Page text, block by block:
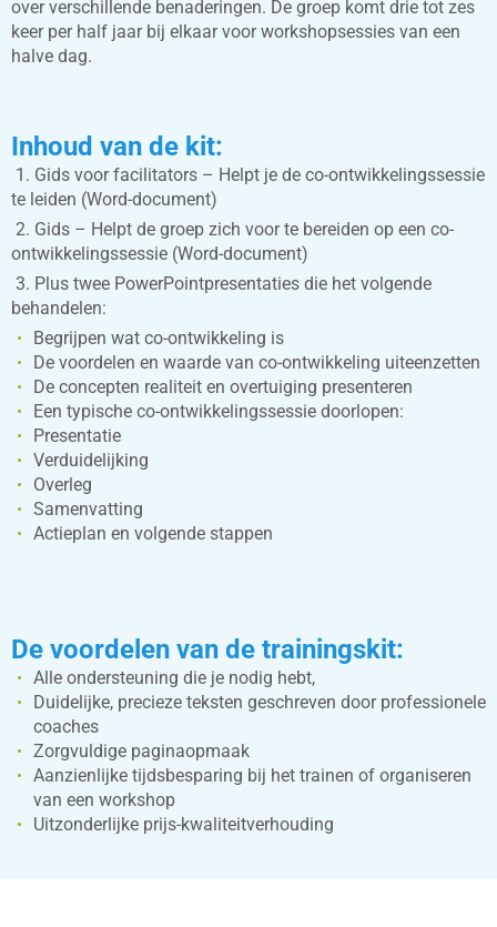
over verschillende benaderingen. De groep komt drie tot zes
keer per half jaar bij elkaar voor workshopsessies van een
halve dag.
Inhoud van de kit:
1. Gids voor facilitators – Helpt je de co-ontwikkelingssessie
te leiden (Word-document)
2. Gids – Helpt de groep zich voor te bereiden op een co-
ontwikkelingssessie (Word-document)
3. Plus twee PowerPointpresentaties die het volgende
behandelen:
Begrijpen wat co-ontwikkeling is
De voordelen en waarde van co-ontwikkeling uiteenzetten
De concepten realiteit en overtuiging presenteren
Een typische co-ontwikkelingssessie doorlopen:
Presentatie
Verduidelijking
Overleg
Samenvatting
Actieplan en volgende stappen
De voordelen van de trainingskit:
Alle ondersteuning die je nodig hebt,
Duidelijke, precieze teksten geschreven door professionele
coaches
Zorgvuldige paginaopmaak
Aanzienlijke tijdsbesparing bij het trainen of organiseren
van een workshop
Uitzonderlijke prijs-kwaliteitverhouding